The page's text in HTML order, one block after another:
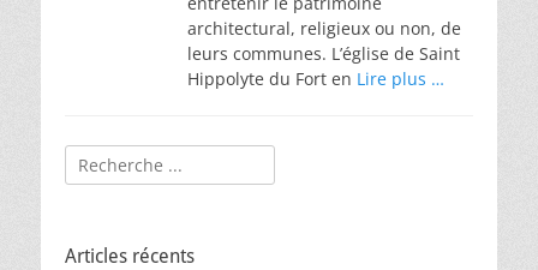
architectural, religieux ou non, de
leurs communes. L’église de Saint
Hippolyte du Fort en Lire plus …
Rechercher :
Articles récents